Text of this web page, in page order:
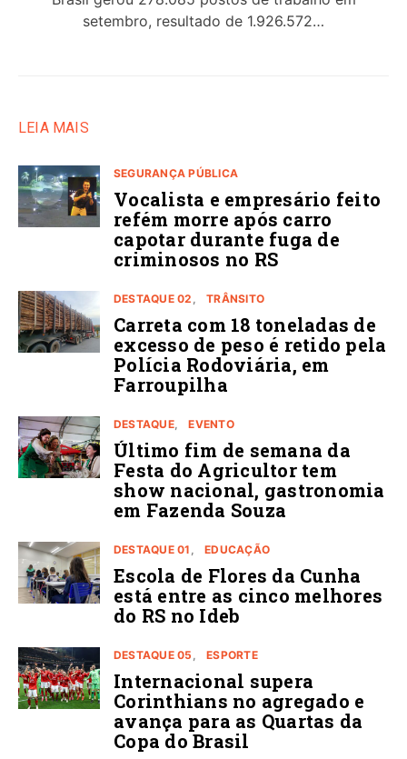
setembro, resultado de 1.926.572…
LEIA MAIS
SEGURANÇA PÚBLICA
Vocalista e empresário feito
refém morre após carro
capotar durante fuga de
criminosos no RS
DESTAQUE 02 TRÂNSITO
Carreta com 18 toneladas de
excesso de peso é retido pela
Polícia Rodoviária, em
Farroupilha
DESTAQUE EVENTO
Último fim de semana da
Festa do Agricultor tem
show nacional, gastronomia
em Fazenda Souza
DESTAQUE 01 EDUCAÇÃO
Escola de Flores da Cunha
está entre as cinco melhores
do RS no Ideb
DESTAQUE 05 ESPORTE
Internacional supera
Corinthians no agregado e
avança para as Quartas da
Copa do Brasil